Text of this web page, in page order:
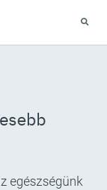
egészségünk